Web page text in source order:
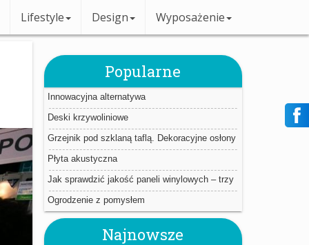
Lifestyle Design Wyposażenie
Popularne
Innowacyjna alternatywa
Deski krzywoliniowe
Grzejnik pod szklaną taflą. Dekoracyjne osłony
Płyta akustyczna
Jak sprawdzić jakość paneli winylowych – trzy
proste triki.
Ogrodzenie z pomysłem
Najnowsze